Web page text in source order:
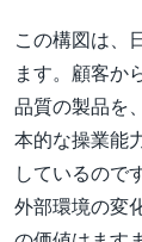
この構図は、
ます。顧客か
品質の製品を
本的な操業能
しているので
外部環境の変